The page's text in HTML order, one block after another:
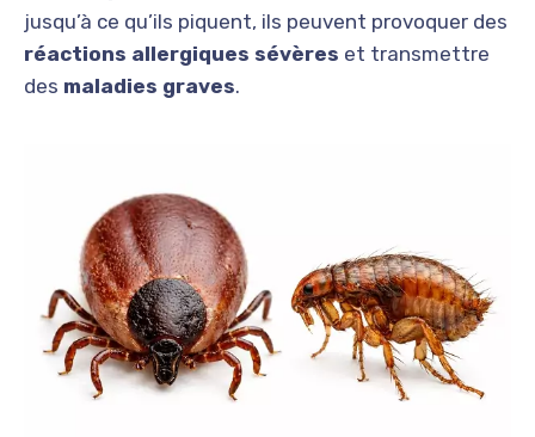
jusqu’à ce qu’ils piquent, ils peuvent provoquer des
réactions allergiques sévères et transmettre
des maladies graves.